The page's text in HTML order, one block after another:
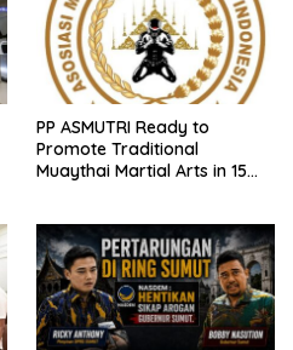
PP ASMUTRI Ready to
Promote Traditional
Muaythai Martial Arts in 15